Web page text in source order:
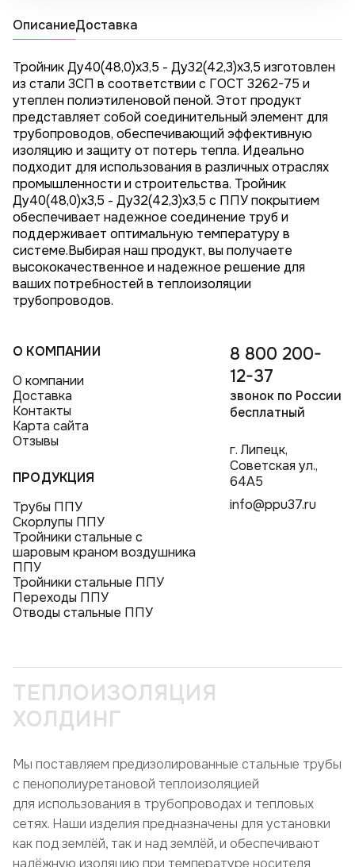
ОписаниеДоставка
Тройник Ду40(48,0)x3,5 - Ду32(42,3)x3,5 изготовлен
из стали 3СП в соответствии с ГОСТ 3262-75 и
утеплен полиэтиленовой пеной. Этот продукт
представляет собой соединительный элемент для
трубопроводов, обеспечивающий эффективную
изоляцию и защиту от потерь тепла. Идеально
подходит для использования в различных отраслях
промышленности и строительства. Тройник
Ду40(48,0)x3,5 - Ду32(42,3)x3,5 с ППУ покрытием
обеспечивает надежное соединение труб и
поддерживает оптимальную температуру в
системе.Выбирая наш продукт, вы получаете
высококачественное и надежное решение для
ваших потребностей в теплоизоляции
трубопроводов.
О КОМПАНИИ
О компании
Доставка
Контакты
Карта сайта
Отзывы
ПРОДУКЦИЯ
Трубы ППУ
Скорлупы ППУ
Тройники стальные с
шаровым краном воздушника
ППУ
Тройники стальные ППУ
Переходы ППУ
Отводы стальные ППУ
8 800 200-
12-37
звонок по России
бесплатный
г. Липецк,
Советская ул.,
64А5
info@ppu37.ru
ТЕПЛОИЗОЛЯЦИЯ
ХОЛДИНГ
Мы поставляем предизолированные стальные трубы
с пенополиуретановой теплоизоляцией
для использования в трубопроводах и тепловых
сетях. Наши изделия предназначены для установки
как под землёй, так и над землёй, и обеспечивают
надёжную изоляцию при температуре носителя